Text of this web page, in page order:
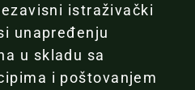
istraživački
unapređenju
u skladu sa
i poštovanjem